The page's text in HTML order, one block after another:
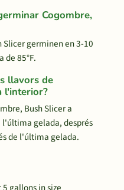
Cogombre,
Slicer germinen en 3-10
85°F.
llavors de
l'interior?
Bush Slicer a
gelada, després
de l'última gelada.